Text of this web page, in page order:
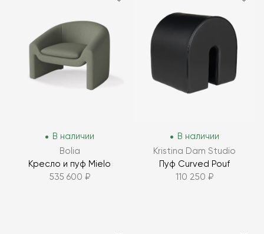
В наличии
Bolia
Кресло и пуф Mielo
535 600 ₽
В наличии
Kristina Dam Studio
Пуф Curved Pouf
110 250 ₽